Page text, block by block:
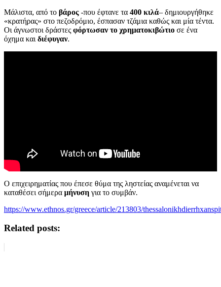
Μάλιστα, από το βάρος -που έφτανε τα 400 κιλά– δημιουργήθηκε
«κρατήρας» στο πεζοδρόμιο, έσπασαν τζάμια καθώς και μία τέντα.
Οι άγνωστοι δράστες φόρτωσαν το χρηματοκιβώτιο σε ένα
όχημα και διέφυγαν.
Ο επιχειρηματίας που έπεσε θύμα της ληστείας αναμένεται να
καταθέσει σήμερα μήνυση για το συμβάν.
https://www.ethnos.gr/greece/article/213803/
Related posts: